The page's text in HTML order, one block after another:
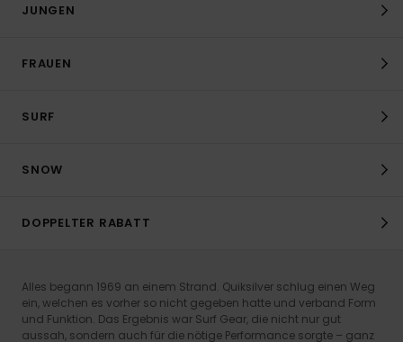
JUNGEN
FRAUEN
SURF
SNOW
DOPPELTER RABATT
Alles begann 1969 an einem Strand. Quiksilver schlug einen Weg
ein, welchen es vorher so nicht gegeben hatte und verband Form
und Funktion. Das Ergebnis war Surf Gear, die nicht nur gut
aussah, sondern auch für die nötige Performance sorgte – ganz